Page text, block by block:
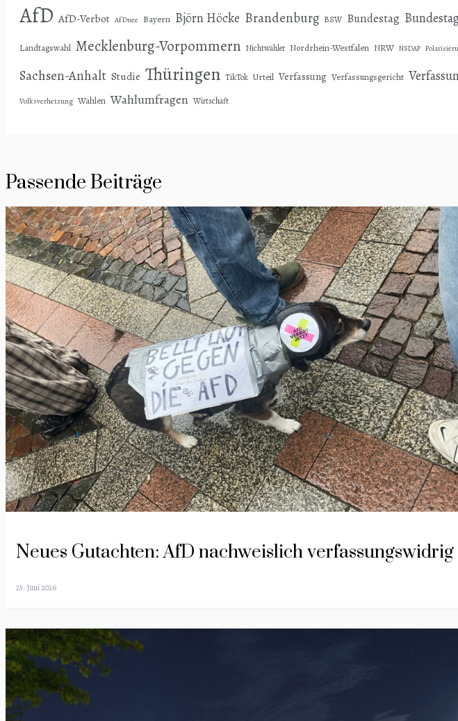
AfD AfD-Verbot AfDnee Bayern Björn Höcke Brandenburg BSW Bundestag
Landtagswahl Mecklenburg-Vorpommern Nichtwähler Nordrhein-Westfalen NRW NSDAP
Sachsen-Anhalt Studie Thüringen TikTok Urteil Verfassung Verfassungsgericht
Volksverhetzung Wahlen Wahlumfragen Wirtschaft
Passende Beiträge
Neues Gutachten: AfD nachweislich verfassungswidrig
25. Juni 2026